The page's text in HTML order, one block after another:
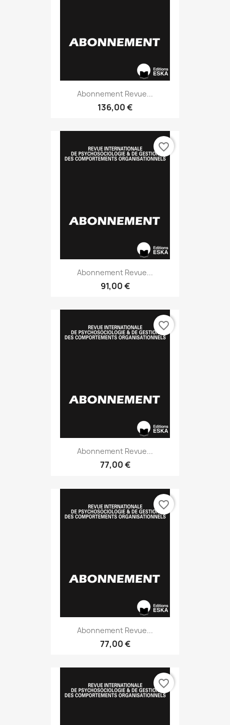
Abonnement Revue...
136,00 €
Abonnement Revue...
91,00 €
favorite_border
Abonnement Revue...
77,00 €
favorite_border
Abonnement Revue...
77,00 €
favorite_border
favorite_border